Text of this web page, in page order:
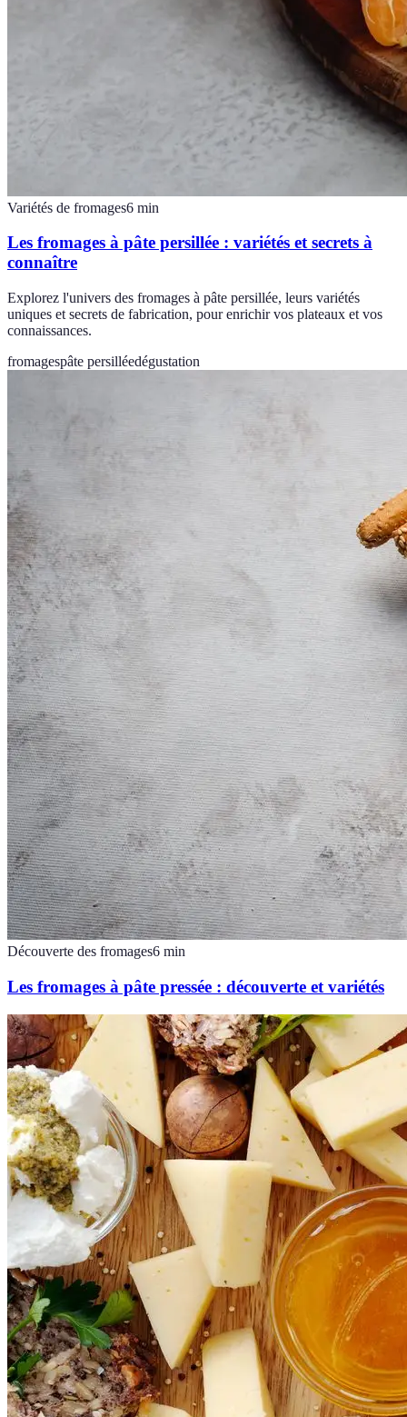
Variétés de fromages6 min
Les fromages à pâte persillée : variétés et secrets à
connaître
Explorez l'univers des fromages à pâte persillée, leurs variétés
uniques et secrets de fabrication, pour enrichir vos plateaux et vos
connaissances.
fromagespâte persilléedégustation
Découverte des fromages6 min
Les fromages à pâte pressée : découverte et variétés